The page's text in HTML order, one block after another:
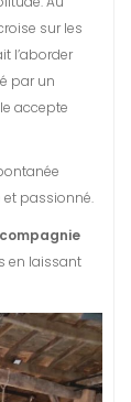
sur les
l’aborder
par un
accepte
et passionné.
compagnie
en laissant